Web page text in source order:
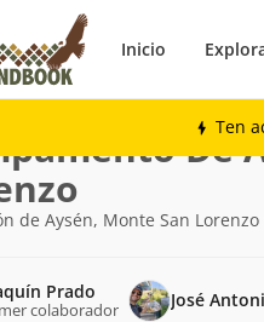
Inicio
Ten
De
de Aysén, Monte San Lorenzo
Prado
colaborador José